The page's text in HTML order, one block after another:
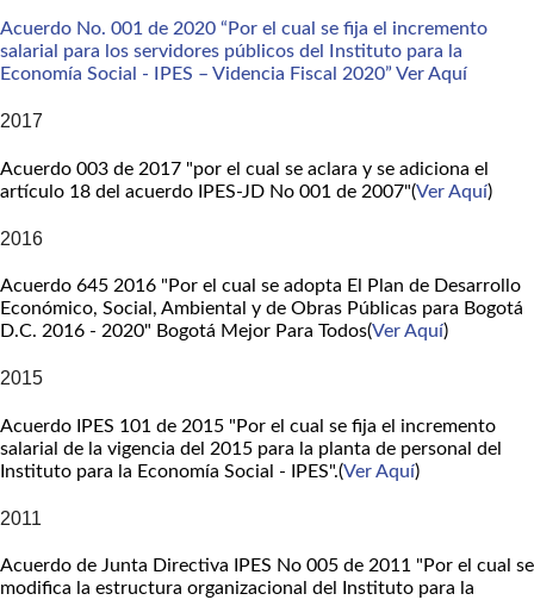
Acuerdo No. 001 de 2020 “Por el cual se fija el incremento
salarial para los servidores públicos del Instituto para la
Economía Social - IPES – Videncia Fiscal 2020” Ver Aquí
2017
Acuerdo 003 de 2017 "por el cual se aclara y se adiciona el
artículo 18 del acuerdo IPES-JD No 001 de 2007"(Ver Aquí)
2016
Acuerdo 645 2016 "Por el cual se adopta El Plan de Desarrollo
Económico, Social, Ambiental y de Obras Públicas para Bogotá
D.C. 2016 - 2020" Bogotá Mejor Para Todos(Ver Aquí)
2015
Acuerdo IPES 101 de 2015 "Por el cual se fija el incremento
salarial de la vigencia del 2015 para la planta de personal del
Instituto para la Economía Social - IPES".(Ver Aquí)
2011
Acuerdo de Junta Directiva IPES No 005 de 2011 "Por el cual se
modifica la estructura organizacional del Instituto para la